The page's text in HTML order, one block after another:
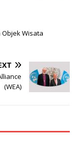
Wisata
(WEA)